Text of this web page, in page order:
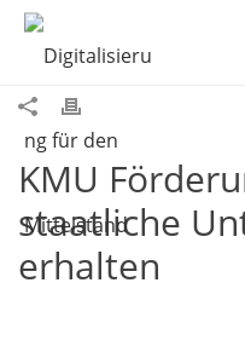
KMU
staatliche
erhalten